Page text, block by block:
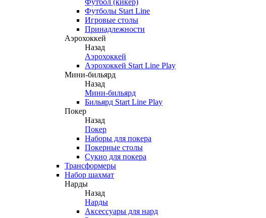
Футбол (кикер)
Футболы Start Line
Игровые столы
Принадлежности
Аэрохоккей
Назад
Аэрохоккей
Аэрохоккей Start Line Play
Мини-бильярд
Назад
Мини-бильярд
Бильярд Start Line Play
Покер
Назад
Покер
Наборы для покера
Покерные столы
Сукно для покера
Трансформеры
Набор шахмат
Нарды
Назад
Нарды
Аксессуары для нард